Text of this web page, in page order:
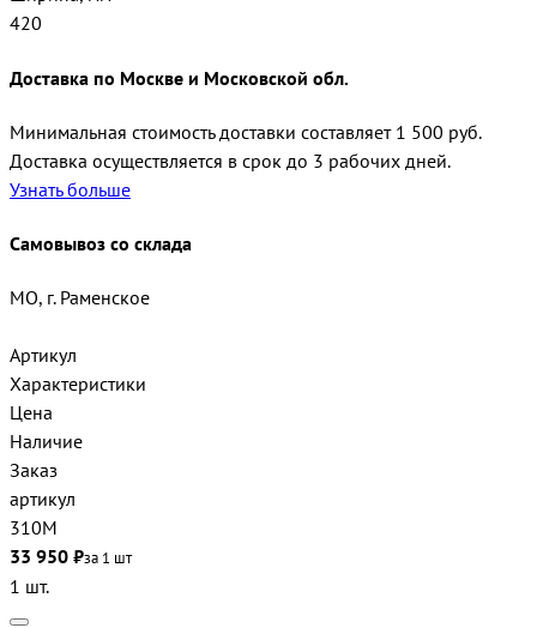
420
Доставка по Москве и Московской обл.
Минимальная стоимость доставки составляет 1 500 руб.
Доставка осуществляется в срок до 3 рабочих дней.
Узнать больше
Самовывоз со склада
МО, г. Раменское
Артикул
Характеристики
Цена
Наличие
Заказ
артикул
310M
33 950 ₽за 1 шт
1 шт.